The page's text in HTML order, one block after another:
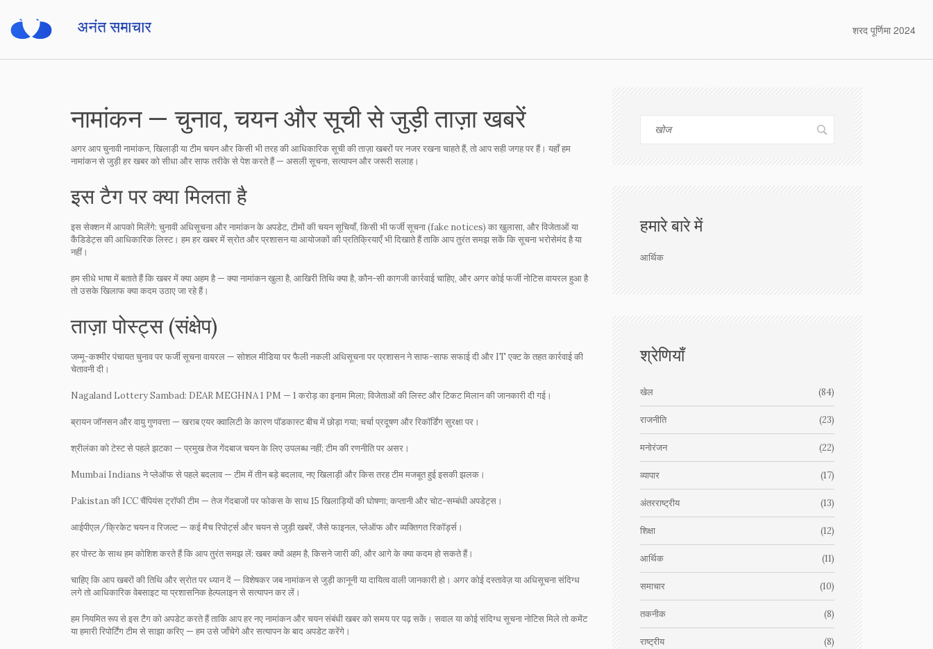
शरद पूर्णिमा 2024
नामांकन — चुनाव, चयन और सूची से जुड़ी ताज़ा खबरें
अगर आप चुनावी नामांकन, खिलाड़ी या टीम चयन और किसी भी तरह की आधिकारिक सूची की ताज़ा खबरों पर नजर रखना चाहते हैं, तो आप सही जगह पर हैं। यहाँ हम
नामांकन से जुड़ी हर खबर को सीधा और साफ तरीके से पेश करते हैं — असली सूचना, सत्यापन और जरूरी सलाह।
इस टैग पर क्या मिलता है
इस सेक्शन में आपको मिलेंगे: चुनावी अधिसूचना और नामांकन के अपडेट, टीमों की चयन सूचियाँ, किसी भी फर्जी सूचना (fake notices) का खुलासा, और विजेताओं या
कैंडिडेट्स की आधिकारिक लिस्ट। हम हर खबर में स्रोत और प्रशासन या आयोजकों की प्रतिक्रियाएँ भी दिखाते हैं ताकि आप तुरंत समझ सकें कि सूचना भरोसेमंद है या
नहीं।
हम सीधे भाषा में बताते हैं कि खबर में क्या अहम है — क्या नामांकन खुला है, आखिरी तिथि क्या है, कौन-सी कागजी कार्रवाई चाहिए, और अगर कोई फर्जी नोटिस वायरल हुआ है
तो उसके खिलाफ क्या कदम उठाए जा रहे हैं।
ताज़ा पोस्ट्स (संक्षेप)
जम्मू-कश्मीर पंचायत चुनाव पर फर्जी सूचना वायरल — सोशल मीडिया पर फैली नकली अधिसूचना पर प्रशासन ने साफ-साफ सफाई दी और IT एक्ट के तहत कार्रवाई की
चेतावनी दी।
Nagaland Lottery Sambad: DEAR MEGHNA 1 PM — 1 करोड़ का इनाम मिला; विजेताओं की लिस्ट और टिकट मिलान की जानकारी दी गई।
ब्रायन जॉनसन और वायु गुणवत्ता — खराब एयर क्वालिटी के कारण पॉडकास्ट बीच में छोड़ा गया; चर्चा प्रदूषण और रिकॉर्डिंग सुरक्षा पर।
श्रीलंका को टेस्ट से पहले झटका — प्रमुख तेज गेंदबाज चयन के लिए उपलब्ध नहीं; टीम की रणनीति पर असर।
Mumbai Indians ने प्लेऑफ से पहले बदलाव— टीम में तीन बड़े बदलाव, नए खिलाड़ी और किस तरह टीम मजबूत हुई इसकी झलक।
Pakistan की ICC चैंपियंस ट्रॉफी टीम — तेज गेंदबाजों पर फोकस के साथ 15 खिलाड़ियों की घोषणा; कप्तानी और चोट-सम्बंधी अपडेट्स।
आईपीएल/क्रिकेट चयन व रिजल्ट— कई मैच रिपोर्ट्स और चयन से जुड़ी खबरें, जैसे फाइनल, प्लेऑफ और व्यक्तिगत रिकॉर्ड्स।
हर पोस्ट के साथ हम कोशिश करते हैं कि आप तुरंत समझ लें: खबर क्यों अहम है, किसने जारी की, और आगे के क्या कदम हो सकते हैं।
चाहिए कि आप खबरों की तिथि और स्रोत पर ध्यान दें — विशेषकर जब नामांकन से जुड़ी कानूनी या दायित्व वाली जानकारी हो। अगर कोई दस्तावेज़ या अधिसूचना संदिग्ध
लगे तो आधिकारिक वेबसाइट या प्रशासनिक हेल्पलाइन से सत्यापन कर लें।
हम नियमित रूप से इस टैग को अपडेट करते हैं ताकि आप हर नए नामांकन और चयन संबंधी खबर को समय पर पढ़ सकें। सवाल या कोई संदिग्ध सूचना नोटिस मिले तो कमेंट
या हमारी रिपोर्टिंग टीम से साझा करिए — हम उसे जाँचेगे और सत्यापन के बाद अपडेट करेंगे।
हमारे बारे में
आर्थिक
श्रेणियाँ
खेल (84)
राजनीति (23)
मनोरंजन (22)
व्यापार (17)
अंतरराष्ट्रीय (13)
शिक्षा (12)
आर्थिक (11)
समाचार (10)
तकनीक (8)
राष्ट्रीय (8)